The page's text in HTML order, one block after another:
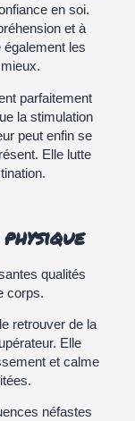
en soi.
et à
également les
parfaitement
la stimulation
peut enfin se
Elle lutte
qualités
corps.
retrouver de la
Elle
et calme
néfastes